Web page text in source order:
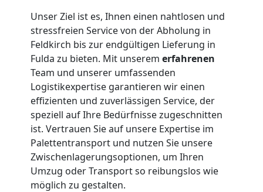
Unser Ziel ist es, Ihnen einen nahtlosen und
stressfreien Service von der Abholung in
Feldkirch bis zur endgültigen Lieferung in
Fulda zu bieten. Mit unserem erfahrenen
Team und unserer umfassenden
Logistikexpertise garantieren wir einen
effizienten und zuverlässigen Service, der
speziell auf Ihre Bedürfnisse zugeschnitten
ist. Vertrauen Sie auf unsere Expertise im
Palettentransport und nutzen Sie unsere
Zwischenlagerungsoptionen, um Ihren
Umzug oder Transport so reibungslos wie
möglich zu gestalten.